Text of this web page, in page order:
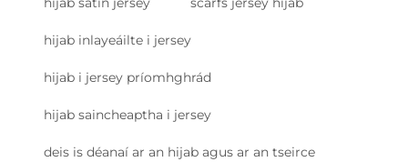
hijab inlayeáilte i jersey
hijab i jersey príomhghrád
hijab saincheaptha i jersey
deis is déanaí ar an hijab agus ar an tseirce